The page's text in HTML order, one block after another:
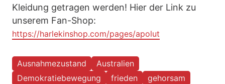
Kleidung getragen werden! Hier der Link zu
unserem Fan-Shop:
https://harlekinshop.com/pages/apolut
Ausnahmezustand
Australien
Demokratiebewegung
frieden
gehorsam